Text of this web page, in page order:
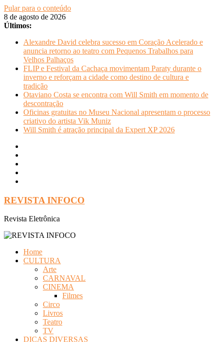
Pular para o conteúdo
8 de agosto de 2026
Últimos:
Alexandre David celebra sucesso em Coração Acelerado e
anuncia retorno ao teatro com Pequenos Trabalhos para
Velhos Palhaços
FLIP e Festival da Cachaça movimentam Paraty durante o
inverno e reforçam a cidade como destino de cultura e
tradição
Otaviano Costa se encontra com Will Smith em momento de
descontração
Oficinas gratuitas no Museu Nacional apresentam o processo
criativo do artista Vik Muniz
Will Smith é atração principal da Expert XP 2026
REVISTA INFOCO
Revista Eletrônica
Home
CULTURA
Arte
CARNAVAL
CINEMA
Filmes
Circo
Livros
Teatro
TV
DICAS DIVERSAS